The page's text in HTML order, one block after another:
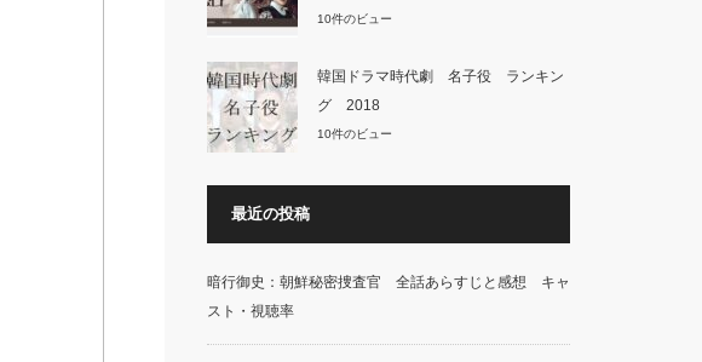
10件のビュー
韓国ドラマ時代劇 名子役 ランキン
グ 2018
10件のビュー
最近の投稿
暗行御史：朝鮮秘密捜査官 全話あらすじと感想 キャ
スト・視聴率